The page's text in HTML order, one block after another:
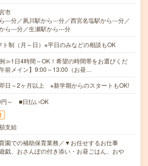
市
---分／夙川駅から---分／西宮名塩駅から---分／
ら---分／生瀬駅から---分
ト制（月～日）※平日のみなどの相談もOK
≫1日4時間～OK！希望の時間帯をお選びくだ
前メイン】9:00～13:00（お昼…
即日～2ヶ月以上 ※新学期からのスタートもOK!
円～ ■日払いOK
支給
園での補助保育業務／▼お任せするお仕事
戯、おさんぽの付き添い・お昼ごはん、おや